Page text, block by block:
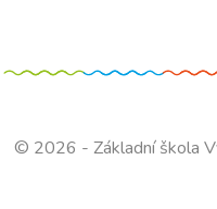
© 2026 - Základní škola